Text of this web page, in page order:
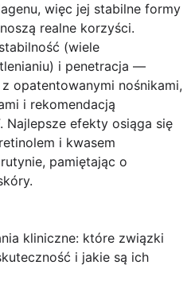
więc jej stabilne formy
realne korzyści.
(wiele
i penetracja —
opatentowanymi nośnikami,
i rekomendacją
Najlepsze efekty osiąga się
i kwasem
pamiętając o
kliniczne: które związki
i jakie są ich